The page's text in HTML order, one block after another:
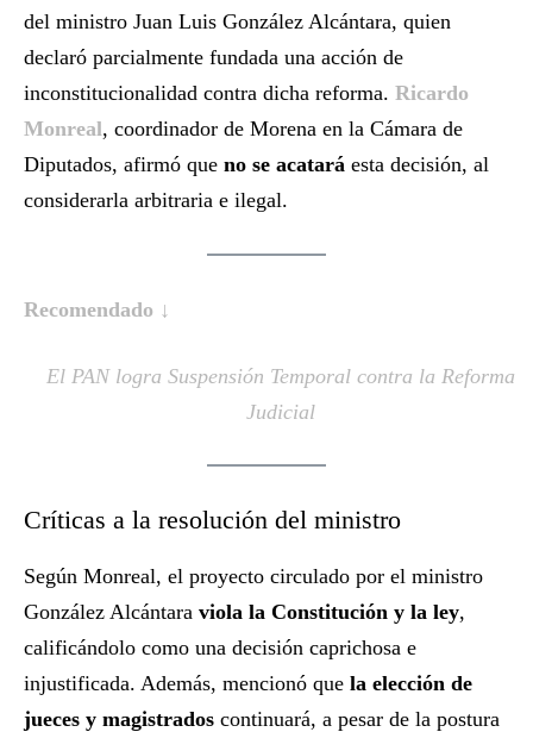
del ministro Juan Luis González Alcántara, quien
declaró parcialmente fundada una acción de
inconstitucionalidad contra dicha reforma. Ricardo
Monreal, coordinador de Morena en la Cámara de
Diputados, afirmó que no se acatará esta decisión, al
considerarla arbitraria e ilegal.
Recomendado ↓
El PAN logra Suspensión Temporal contra la Reforma
Judicial
Críticas a la resolución del ministro
Según Monreal, el proyecto circulado por el ministro
González Alcántara viola la Constitución y la ley,
calificándolo como una decisión caprichosa e
injustificada. Además, mencionó que la elección de
jueces y magistrados continuará, a pesar de la postura